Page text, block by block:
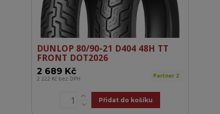
DUNLOP 80/90-21 D404 48H TT
FRONT DOT2026
2 689 Kč
2 222 Kč bez DPH Partner 2
Přidat do košíku